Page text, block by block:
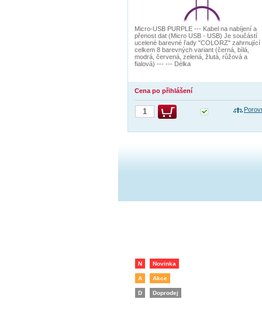
Micro-USB PURPLE --- Kabel na nabíjení a
přenost dat (Micro USB - USB) Je součástí
ucelené barevné řady "COLORZ" zahrnující
celkem 8 barevných variant (černá, bílá,
modrá, červená, zelená, žlutá, růžová a
fialová) --- --- Délka
Cena po přihlášení
N Novinka
A Akce
D Doprodej